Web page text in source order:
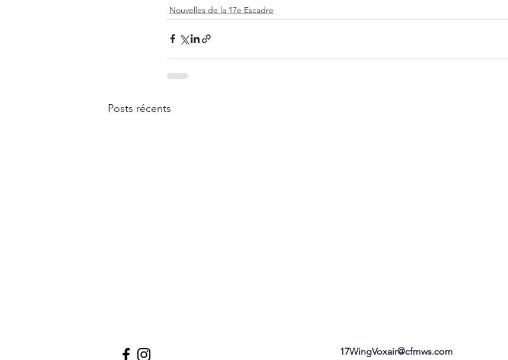
Nouvelles de la 17e Escadre
Posts récents
17WingVoxair@cfmws.com